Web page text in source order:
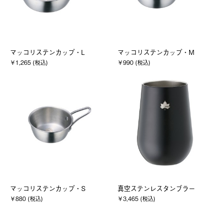
マッコリステンカップ・L
￥1,265 (税込)
マッコリステンカップ・M
￥990 (税込)
マッコリステンカップ・S
￥880 (税込)
真空ステンレスタンブラー
￥3,465 (税込)